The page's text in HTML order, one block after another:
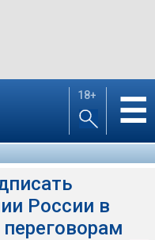
18+ ☰
России в